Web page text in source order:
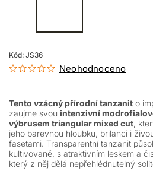
Kód: JS36
Neohodnoceno
Tento vzácný přírodní tanzanit o
zaujme svou intenzivní
výbrusem triangular mixed cut ,
jeho barevnou hloubku, brilanci i
fasetami. Transparentní tanzanit
kultivovaně, s atraktivním leskem a
který z něj dělá nepřehlédnutelný